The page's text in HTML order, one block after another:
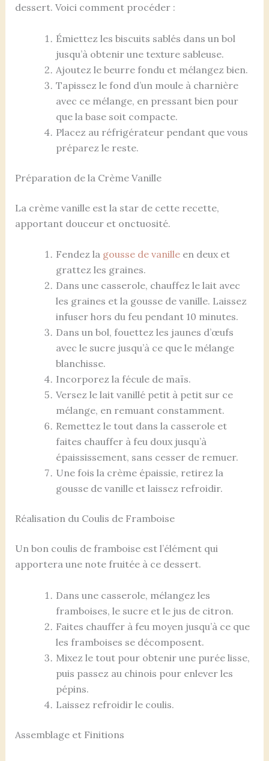
dessert. Voici comment procéder :
Émiettez les biscuits sablés dans un bol
jusqu’à obtenir une texture sableuse.
Ajoutez le beurre fondu et mélangez bien.
Tapissez le fond d’un moule à charnière
avec ce mélange, en pressant bien pour
que la base soit compacte.
Placez au réfrigérateur pendant que vous
préparez le reste.
Préparation de la Crème Vanille
La crème vanille est la star de cette recette,
apportant douceur et onctuosité.
Fendez la gousse de vanilleen deux et
grattez les graines.
Dans une casserole, chauffez le lait avec
les graines et la gousse de vanille. Laissez
infuser hors du feu pendant 10 minutes.
Dans un bol, fouettez les jaunes d’œufs
avec le sucre jusqu’à ce que le mélange
blanchisse.
Incorporez la fécule de maïs.
Versez le lait vanillé petit à petit sur ce
mélange, en remuant constamment.
Remettez le tout dans la casserole et
faites chauffer à feu doux jusqu’à
épaississement, sans cesser de remuer.
Une fois la crème épaissie, retirez la
gousse de vanille et laissez refroidir.
Réalisation du Coulis de Framboise
Un bon coulis de framboise est l’élément qui
apportera une note fruitée à ce dessert.
Dans une casserole, mélangez les
framboises, le sucre et le jus de citron.
Faites chauffer à feu moyen jusqu’à ce que
les framboises se décomposent.
Mixez le tout pour obtenir une purée lisse,
puis passez au chinois pour enlever les
pépins.
Laissez refroidir le coulis.
Assemblage et Finitions